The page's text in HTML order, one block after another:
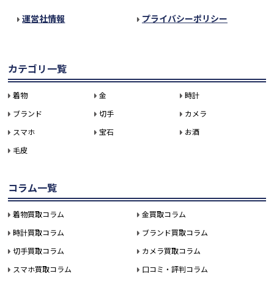
運営社情報 プライバシーポリシー
カテゴリ一覧
着物 金
時計
ブランド
切手
カメラ
スマホ
宝石
お酒
毛皮
コラム一覧
着物買取コラム
金買取コラム
時計買取コラム
ブランド買取コラム
切手買取コラム
カメラ買取コラム
スマホ買取コラム
口コミ・評判コラム